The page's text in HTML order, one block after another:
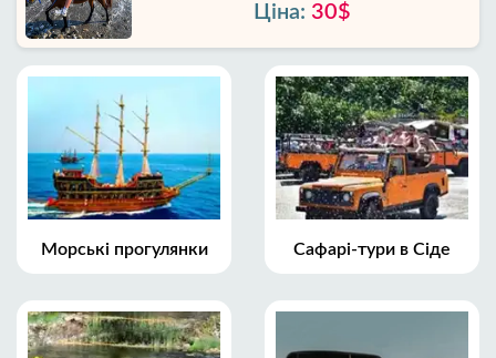
Ціна: 30$
Морські прогулянки Сафарі-тури в Сіде